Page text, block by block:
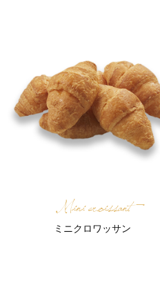
Mini croissant
ミニクロワッサン